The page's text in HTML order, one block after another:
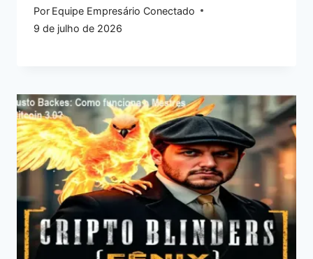
Por Equipe Empresário Conectado
9 de julho de 2026